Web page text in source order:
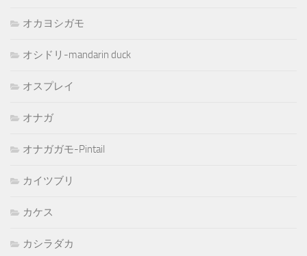
オカヨシガモ
オシドリ-mandarin duck
オスプレイ
オナガ
オナガガモ-Pintail
カイツブリ
カケス
カシラダカ